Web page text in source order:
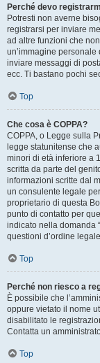
Perché devo
Potresti non averne
registrarsi per inviare
ad altre funzioni che
un’immagine
inviare messaggi di
ecc. Ti bastano pochi
Top
Che cosa è COPPA?
COPPA, o Legge sulla
legge statunitense che
minori di età inferiore a
scritta da parte del
informazioni scritte dal
un consulente legale
proprietario di questa
punto di contatto per
indicato nella domanda
questioni d’ordine
Top
Perché non riesco a
È possibile che
oppure vietato il nome
disabilitato le
Contatta un
Top